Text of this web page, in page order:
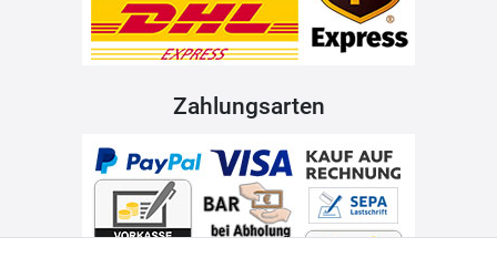
Zahlungsarten